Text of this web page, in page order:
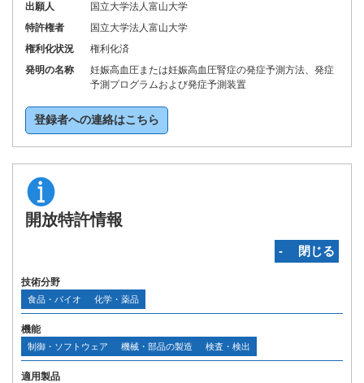
出願人
国立大学法人富山大学
特許権者
国立大学法人富山大学
権利化状況
権利化済
発明の名称
妊娠高血圧または妊娠高血圧腎症の発症予測方法、発症
予測プログラムおよび発症予測装置
登録者への連絡はこちら
開放特許情報
‐ 閉じる
技術分野
食品・バイオ 化学・薬品
機能
制御・ソフトウェア 機械・部品の製造 検査・検出
適用製品